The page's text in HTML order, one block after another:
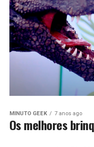
MINUTO GEEK 7 anos ago
Os melhores